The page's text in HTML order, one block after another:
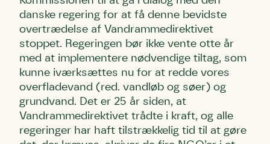
danske regering for at få denne bevidste
overtrædelse af Vandrammedirektivet
stoppet. Regeringen bør ikke vente otte år
med at implementere nødvendige tiltag, som
kunne iværksættes nu for at redde vores
overfladevand (red. vandløb og søer) og
grundvand. Det er 25 år siden, at
Vandrammedirektivet trådte i kraft, og alle
regeringer har haft tilstrækkelig tid til at gøre
Skriv under (hjørring)
Fornavn
Efternavn
Sund Limfjord
Fornavn
Efternavn
Storken tilbage til Kolding
Fornavn
Efternavn